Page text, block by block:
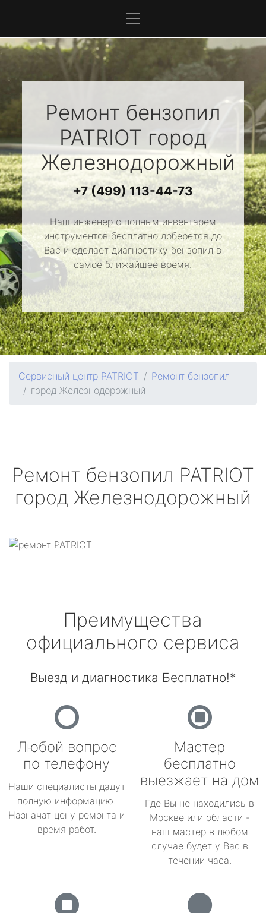
Ремонт бензопил
PATRIOT город
Железнодорожный
+7 (499) 113-44-73
Наш инженер с полным инвентарем
инструментов бесплатно доберется до
Вас и сделает диагностику бензопил в
самое ближайшее время.
Сервисный центр PATRIOT
Ремонт бензопил
город Железнодорожный
Ремонт бензопил PATRIOT
город Железнодорожный
Преимущества
официального сервиса
Выезд и диагностика Бесплатно!*
Любой вопрос
по телефону
Наши специалисты дадут
полную информацию.
Назначат цену ремонта и
время работ.
Мастер
бесплатно
выезжает на дом
Где Вы не находились в
Москве или области -
наш мастер в любом
случае будет у Вас в
течении часа.